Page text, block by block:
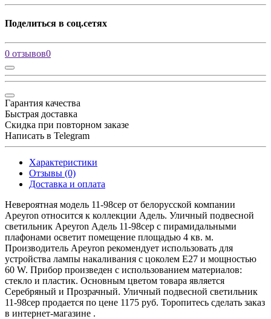
Поделиться в соц.сетях
0 отзывов0
Гарантия качества
Быстрая доставка
Скидка при повторном заказе
Написать в Telegram
Характеристики
Отзывы (0)
Доставка и оплата
Невероятная модель 11-98сер от белорусской компании
Apeyron относится к коллекции Адель. Уличный подвесной
светильник Apeyron Адель 11-98сер с пирамидальными
плафонами осветит помещение площадью 4 кв. м.
Производитель Apeyron рекомендует использовать для
устройства лампы накаливания с цоколем E27 и мощностью
60 W. Прибор произведен с использованием материалов:
стекло и пластик. Основным цветом товара является
Серебряный и Прозрачный. Уличный подвесной светильник
11-98сер продается по цене 1175 руб. Торопитесь сделать заказ
в интернет-магазине .